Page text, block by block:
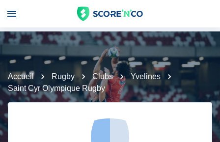
Accueil Rugby Clubs
Yvelines
Saint Cyr Olympique Rugby